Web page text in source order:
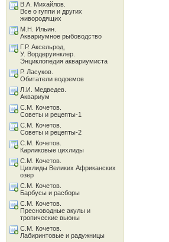
В.А. Михайлов.
Все о гуппи и других
живородящих
М.Н. Ильин.
Аквариумное рыбоводство
Г.Р. Аксельрод,
У. Вордеруинклер.
Энциклопедия аквариумиста
Р. Ласуков.
Обитатели водоемов
Л.И. Медведев.
Аквариум
С.М. Кочетов.
Советы и рецепты-1
С.М. Кочетов.
Советы и рецепты-2
С.М. Кочетов.
Карликовые цихлиды
С.М. Кочетов.
Цихлиды Великих Африканских
озер
С.М. Кочетов.
Барбусы и расборы
С.М. Кочетов.
Пресноводные акулы и
тропические вьюны
С.М. Кочетов.
Лабиринтовые и радужницы